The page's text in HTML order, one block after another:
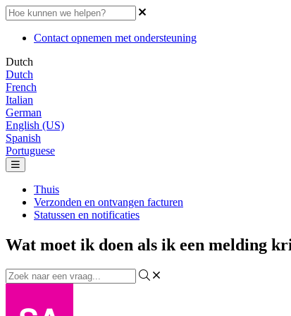
Contact opnemen met ondersteuning
Dutch
Dutch
French
Italian
German
English (US)
Spanish
Portuguese
Thuis
Verzonden en ontvangen facturen
Statussen en notificaties
Wat moet ik doen als ik een melding